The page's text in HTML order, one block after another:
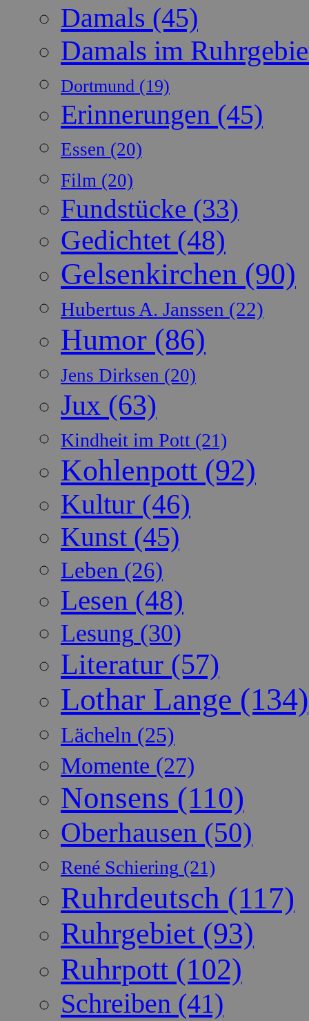
Damals (45)
Damals im
Dortmund (19)
Erinnerungen (45)
Essen (20)
Film (20)
Fundstücke (33)
Gedichtet (48)
Gelsenkirchen (90)
Hubertus A. Janssen (22)
Humor (86)
Jens Dirksen (20)
Jux (63)
Kindheit im Pott (21)
Kohlenpott (92)
Kultur (46)
Kunst (45)
Leben (26)
Lesen (48)
Lesung (30)
Literatur (57)
Lothar Lange (134)
Lächeln (25)
Momente (27)
Nonsens (110)
Oberhausen (50)
René Schiering (21)
Ruhrdeutsch (117)
Ruhrgebiet (93)
Ruhrpott (102)
Schreiben (41)